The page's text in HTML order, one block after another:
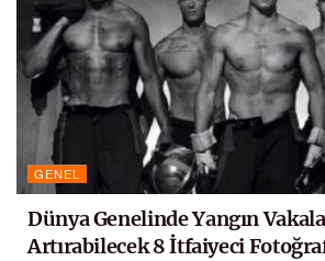
GENEL
Dünya Genelinde Yangın
Artırabilecek 8 İtfaiyeci